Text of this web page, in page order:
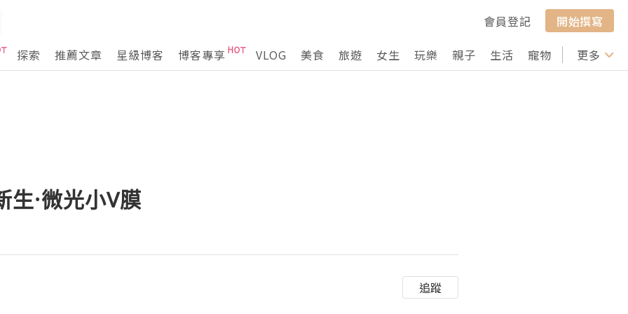
會員登記
開始撰寫
探索
推薦文章 星級博客 博客專享 VLOG 美食 旅遊 女生 玩樂 親子 生活 寵物 行山 打卡
更多
·微光小V膜
追蹤